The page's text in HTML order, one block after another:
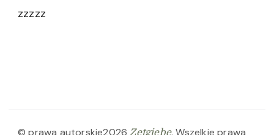
zzzzz
© prawa autorskie2026 Zetgiebe. Wszelkie prawa